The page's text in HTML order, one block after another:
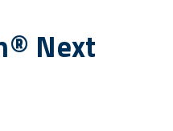
Next